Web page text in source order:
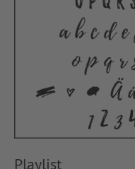
Playlist